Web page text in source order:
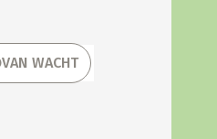
VAN WACHT